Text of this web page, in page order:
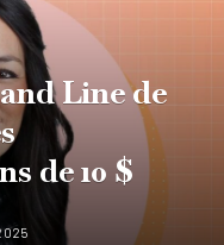
Line de
de 10 $